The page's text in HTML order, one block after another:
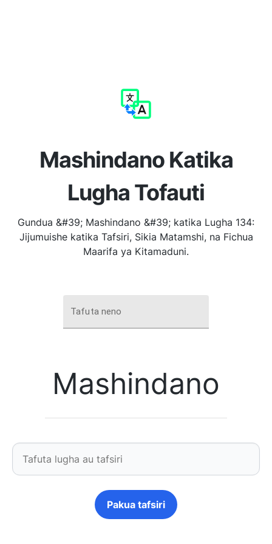
Mashindano Katika
Lugha Tofauti
Gundua &#39; Mashindano &#39; katika Lugha 134:
Jijumuishe katika Tafsiri, Sikia Matamshi, na Fichua
Maarifa ya Kitamaduni.
Tafuta neno
Mashindano
Pakua tafsiri